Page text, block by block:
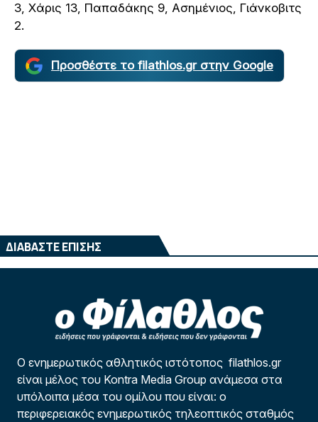
3, Χάρις 13, Παπαδάκης 9, Ασημένιος, Γιάνκοβιτς
2.
Προσθέστε το filathlos.gr στην Google
ΔΙΑΒΑΣΤΕ ΕΠΙΣΗΣ
Ο ενημερωτικός αθλητικός ιστότοπος filathlos.gr
είναι μέλος του Kontra Media Group ανάμεσα στα
υπόλοιπα μέσα του ομίλου που είναι: ο
περιφερειακός ενημερωτικός τηλεοπτικός σταθμός